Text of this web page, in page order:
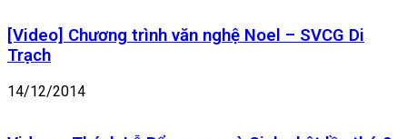
[Video] Chương trình văn nghệ Noel – SVCG Di
Trạch
14/12/2014